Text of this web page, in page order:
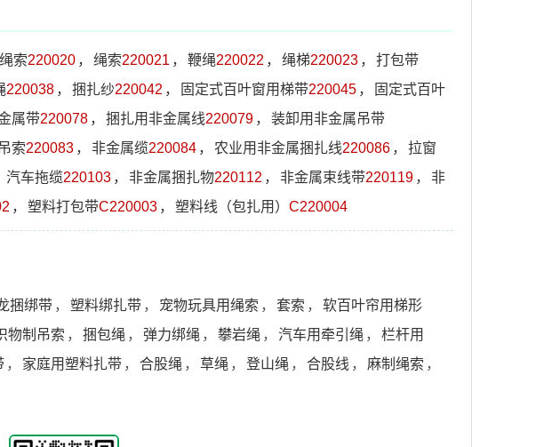
索220020 ， 绳索220021 ， 鞭绳220022 ， 绳梯220023 ，
打包带
220038 ， 捆扎纱220042 ， 固定式百叶窗用梯带220045 ，
固定式百叶
属带220078 ， 捆扎用非金属线220079 ，
装卸用非金属吊带
索220083 ， 非金属缆220084 ， 农业用非金属捆扎线220086 ，
拉窗
汽车拖缆220103 ， 非金属捆扎物220112 ， 非金属束线带220119 ，
非
， 塑料打包带C220003 ， 塑料线（包扎用） C220004
捆绑带 ， 塑料绑扎带 ， 宠物玩具用绳索 ， 套索 ，
软百叶帘用梯形
物制吊索 ， 捆包绳 ， 弹力绑绳 ， 攀岩绳 ， 汽车用牵引绳 ，
栏杆用
， 家庭用塑料扎带 ， 合股绳 ， 草绳 ， 登山绳 ， 合股线 ， 麻制绳索 ，